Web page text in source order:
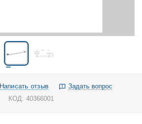
Написать отзыв
Задать вопрос
КОД: 40366001